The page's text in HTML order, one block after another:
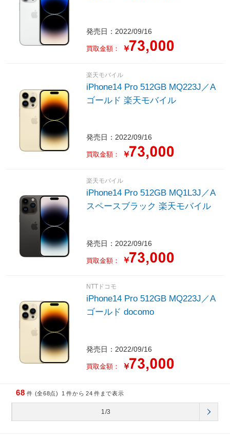
発売日：2022/09/16
買取金額： ￥
楽天モバイル
iPhone14 Pro 512GB MQ223J／A
ゴールド 楽天モバイル
発売日：2022/09/16
買取金額： ￥
楽天モバイル
iPhone14 Pro 512GB MQ1L3J／A
スペースブラック 楽天モバイル
発売日：2022/09/16
買取金額： ￥
NTTドコモ
iPhone14 Pro 512GB MQ223J／A
ゴールド docomo
発売日：2022/09/16
買取金額： ￥
68 件 (全68点) 1 件から 24 件まで表示
1/3